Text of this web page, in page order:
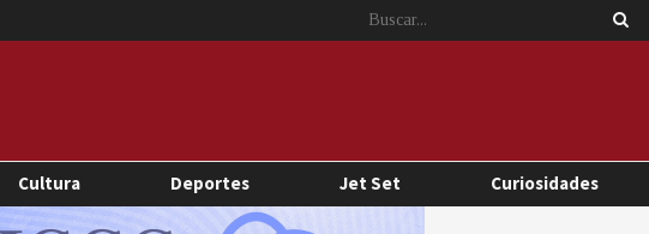
Cultura Deportes Jet Set Curiosidades